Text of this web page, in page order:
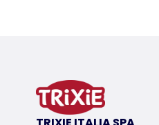
in poliestere
con fodera in pile
con leggera imbottitura